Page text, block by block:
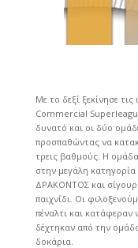
Με το δεξί ξεκίνησε
Commercial
δυνατό και οι δύο
προσπαθώντας να
τρεις βαθμούς. Η
στην μεγάλη
ΔΡΑΚΟΝΤΟΣ και
παιχνίδι. Οι
πέναλτι και
δέχτηκαν από την
δοκάρια.